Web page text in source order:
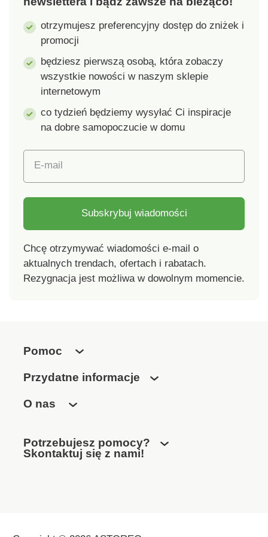
substancji, a produkt
jest bezpieczny poza
obowiązującymi
normami. Można prać w
pralce.
otrzymujesz preferencyjny dostęp do zniżek i
promocji
będziesz pierwszą osobą, która zobaczy
wszystkie nowości w naszym sklepie
internetowym
co tydzień będziemy wysyłać Ci inspiracje
na dobre samopoczucie w domu
E-mail
Subskrybuj wiadomości
Chcę otrzymywać wiadomości e-mail o
aktualnych trendach, ofertach i rabatach.
Rezygnacja jest możliwa w dowolnym momencie.
Pomoc
Przydatne informacje
O nas
Potrzebujesz pomocy?
Skontaktuj się z nami!